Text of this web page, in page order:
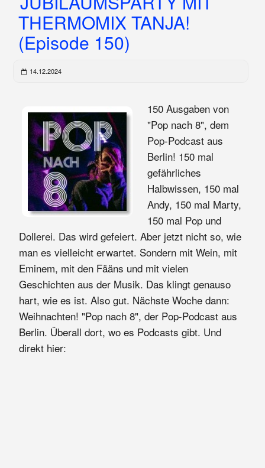
THERMOMIX TANJA!
(Episode 150)
14.12.2024
150 Ausgaben von
"Pop nach 8", dem
Pop-Podcast aus
Berlin! 150 mal
gefährliches
Halbwissen, 150 mal
Andy, 150 mal Marty,
150 mal Pop und
Dollerei. Das wird gefeiert. Aber jetzt nicht so, wie
man es vielleicht erwartet. Sondern mit Wein, mit
Eminem, mit den Fääns und mit vielen
Geschichten aus der Musik. Das klingt genauso
hart, wie es ist. Also gut. Nächste Woche dann:
Weihnachten! "Pop nach 8", der Pop-Podcast aus
Berlin. Überall dort, wo es Podcasts gibt. Und
direkt hier: